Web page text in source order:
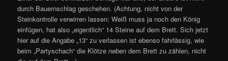
durch Bauernschlag geschehen. (Achtung, nicht von der
Steinkontrolle verwirren lassen: Weiß muss ja noch den König
einfügen, hat also „eigentlich“ 14 Steine auf dem Brett. Sich jetzt
hier auf die Angabe „13“ zu verlassen ist ebenso fahrlässig, wie
beim „Partyschach“ die Klötzeneben dem Brett zu zählen, nicht